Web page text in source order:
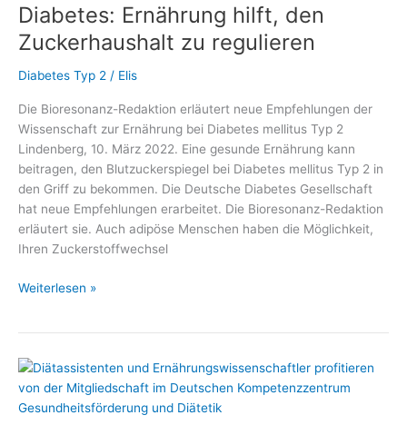
unter
7
PLUS“
gibt
auf
viele
Fragen
im
#DiabetesDialog
Diabetes: Ernährung hilft, den
Zuckerhaushalt zu regulieren
Diabetes Typ 2 / Elis
Die Bioresonanz-Redaktion erläutert neue Empfehlungen der
Wissenschaft zur Ernährung bei Diabetes mellitus Typ 2
Lindenberg, 10. März 2022. Eine gesunde Ernährung kann
beitragen, den Blutzuckerspiegel bei Diabetes mellitus Typ 2 in
den Griff zu bekommen. Die Deutsche Diabetes Gesellschaft
hat neue Empfehlungen erarbeitet. Die Bioresonanz-Redaktion
erläutert sie. Auch adipöse Menschen haben die Möglichkeit,
Ihren Zuckerstoffwechsel
Diabetes:
Zuckerhaushalt
zu
regulieren
Weiterlesen »